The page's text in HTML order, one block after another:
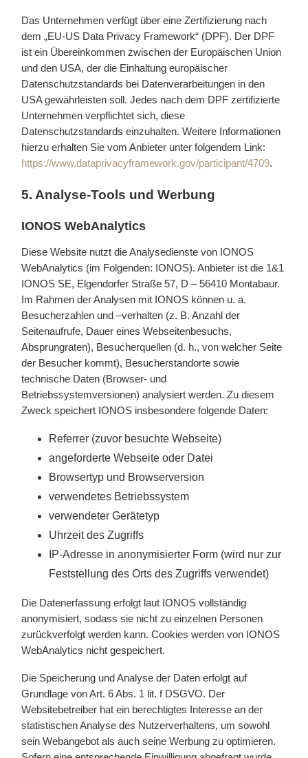
Das Unternehmen verfügt über eine Zertifizierung nach
dem „EU-US Data Privacy Framework“ (DPF). Der DPF
ist ein Übereinkommen zwischen der Europäischen Union
und den USA, der die Einhaltung europäischer
Datenschutzstandards bei Datenverarbeitungen in den
USA gewährleisten soll. Jedes nach dem DPF zertifizierte
Unternehmen verpflichtet sich, diese
Datenschutzstandards einzuhalten. Weitere Informationen
hierzu erhalten Sie vom Anbieter unter folgendem Link:
https://www.dataprivacyframework.gov/participant/4709.
5. Analyse-Tools und Werbung
IONOS WebAnalytics
Diese Website nutzt die Analysedienste von IONOS
WebAnalytics (im Folgenden: IONOS). Anbieter ist die 1&1
IONOS SE, Elgendorfer Straße 57, D – 56410 Montabaur.
Im Rahmen der Analysen mit IONOS können u. a.
Besucherzahlen und –verhalten (z. B. Anzahl der
Seitenaufrufe, Dauer eines Webseitenbesuchs,
Absprungraten), Besucherquellen (d. h., von welcher Seite
der Besucher kommt), Besucherstandorte sowie
technische Daten (Browser- und
Betriebssystemversionen) analysiert werden. Zu diesem
Zweck speichert IONOS insbesondere folgende Daten:
Referrer (zuvor besuchte Webseite)
angeforderte Webseite oder Datei
Browsertyp und Browserversion
verwendetes Betriebssystem
verwendeter Gerätetyp
Uhrzeit des Zugriffs
IP-Adresse in anonymisierter Form (wird nur zur
Feststellung des Orts des Zugriffs verwendet)
Die Datenerfassung erfolgt laut IONOS vollständig
anonymisiert, sodass sie nicht zu einzelnen Personen
zurückverfolgt werden kann. Cookies werden von IONOS
WebAnalytics nicht gespeichert.
Die Speicherung und Analyse der Daten erfolgt auf
Grundlage von Art. 6 Abs. 1 lit. f DSGVO. Der
Websitebetreiber hat ein berechtigtes Interesse an der
statistischen Analyse des Nutzerverhaltens, um sowohl
sein Webangebot als auch seine Werbung zu optimieren.